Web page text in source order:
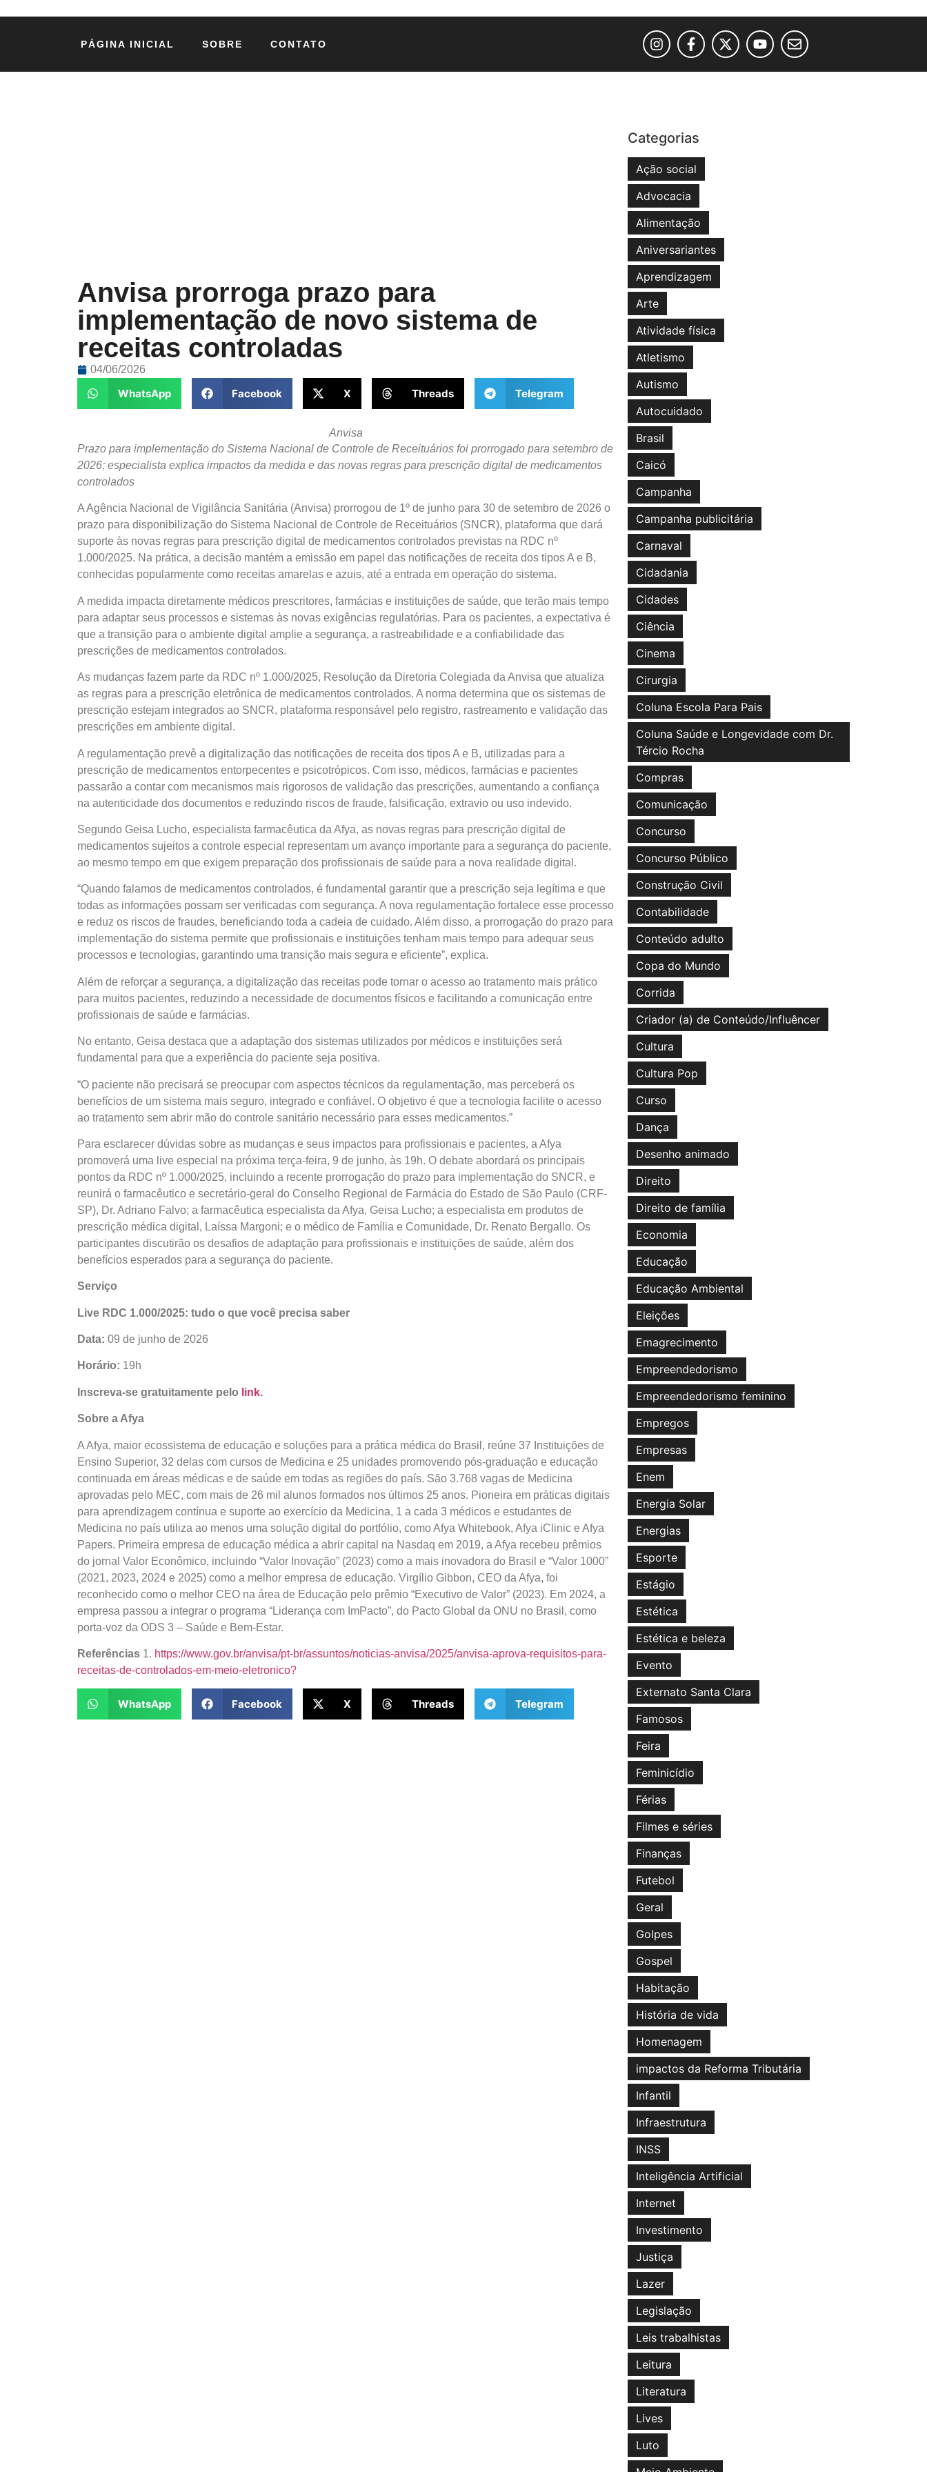
PÁGINA INICIAL SOBRE CONTATO
Anvisa prorroga prazo para
implementação de novo sistema de
receitas controladas
04/06/2026
WhatsApp Facebook X Threads Telegram
Anvisa
Prazo para implementação do Sistema Nacional de Controle de Receituários foi prorrogado para setembro de
2026; especialista explica impactos da medida e das novas regras para prescrição digital de medicamentos
controlados
A Agência Nacional de Vigilância Sanitária (Anvisa) prorrogou de 1º de junho para 30 de setembro de 2026 o
prazo para disponibilização do Sistema Nacional de Controle de Receituários (SNCR), plataforma que dará
suporte às novas regras para prescrição digital de medicamentos controlados previstas na RDC nº
1.000/2025. Na prática, a decisão mantém a emissão em papel das notificações de receita dos tipos A e B,
conhecidas popularmente como receitas amarelas e azuis, até a entrada em operação do sistema.
A medida impacta diretamente médicos prescritores, farmácias e instituições de saúde, que terão mais tempo
para adaptar seus processos e sistemas às novas exigências regulatórias. Para os pacientes, a expectativa é
que a transição para o ambiente digital amplie a segurança, a rastreabilidade e a confiabilidade das
prescrições de medicamentos controlados.
As mudanças fazem parte da RDC nº 1.000/2025, Resolução da Diretoria Colegiada da Anvisa que atualiza
as regras para a prescrição eletrônica de medicamentos controlados. A norma determina que os sistemas de
prescrição estejam integrados ao SNCR, plataforma responsável pelo registro, rastreamento e validação das
prescrições em ambiente digital.
A regulamentação prevê a digitalização das notificações de receita dos tipos A e B, utilizadas para a
prescrição de medicamentos entorpecentes e psicotrópicos. Com isso, médicos, farmácias e pacientes
passarão a contar com mecanismos mais rigorosos de validação das prescrições, aumentando a confiança
na autenticidade dos documentos e reduzindo riscos de fraude, falsificação, extravio ou uso indevido.
Segundo Geisa Lucho, especialista farmacêutica da Afya, as novas regras para prescrição digital de
medicamentos sujeitos a controle especial representam um avanço importante para a segurança do paciente,
ao mesmo tempo em que exigem preparação dos profissionais de saúde para a nova realidade digital.
“Quando falamos de medicamentos controlados, é fundamental garantir que a prescrição seja legítima e que
todas as informações possam ser verificadas com segurança. A nova regulamentação fortalece esse processo
e reduz os riscos de fraudes, beneficiando toda a cadeia de cuidado. Além disso, a prorrogação do prazo para
implementação do sistema permite que profissionais e instituições tenham mais tempo para adequar seus
processos e tecnologias, garantindo uma transição mais segura e eficiente”, explica.
Além de reforçar a segurança, a digitalização das receitas pode tornar o acesso ao tratamento mais prático
para muitos pacientes, reduzindo a necessidade de documentos físicos e facilitando a comunicação entre
profissionais de saúde e farmácias.
No entanto, Geisa destaca que a adaptação dos sistemas utilizados por médicos e instituições será
fundamental para que a experiência do paciente seja positiva.
“O paciente não precisará se preocupar com aspectos técnicos da regulamentação, mas perceberá os
benefícios de um sistema mais seguro, integrado e confiável. O objetivo é que a tecnologia facilite o acesso
ao tratamento sem abrir mão do controle sanitário necessário para esses medicamentos.”
Para esclarecer dúvidas sobre as mudanças e seus impactos para profissionais e pacientes, a Afya
promoverá uma live especial na próxima terça-feira, 9 de junho, às 19h. O debate abordará os principais
pontos da RDC nº 1.000/2025, incluindo a recente prorrogação do prazo para implementação do SNCR, e
reunirá o farmacêutico e secretário-geral do Conselho Regional de Farmácia do Estado de São Paulo (CRF-
SP), Dr. Adriano Falvo; a farmacêutica especialista da Afya, Geisa Lucho; a especialista em produtos de
prescrição médica digital, Laíssa Margoni; e o médico de Família e Comunidade, Dr. Renato Bergallo. Os
participantes discutirão os desafios de adaptação para profissionais e instituições de saúde, além dos
benefícios esperados para a segurança do paciente.
Serviço
Live RDC 1.000/2025: tudo o que você precisa saber
Data: 09 de junho de 2026
Horário: 19h
Inscreva-se gratuitamente pelo link.
Sobre a Afya
A Afya, maior ecossistema de educação e soluções para a prática médica do Brasil, reúne 37 Instituições de
Ensino Superior, 32 delas com cursos de Medicina e 25 unidades promovendo pós-graduação e educação
continuada em áreas médicas e de saúde em todas as regiões do país. São 3.768 vagas de Medicina
aprovadas pelo MEC, com mais de 26 mil alunos formados nos últimos 25 anos. Pioneira em práticas digitais
para aprendizagem contínua e suporte ao exercício da Medicina, 1 a cada 3 médicos e estudantes de
Medicina no país utiliza ao menos uma solução digital do portfólio, como Afya Whitebook, Afya iClinic e Afya
Papers. Primeira empresa de educação médica a abrir capital na Nasdaq em 2019, a Afya recebeu prêmios
do jornal Valor Econômico, incluindo “Valor Inovação” (2023) como a mais inovadora do Brasil e “Valor 1000”
(2021, 2023, 2024 e 2025) como a melhor empresa de educação. Virgílio Gibbon, CEO da Afya, foi
reconhecido como o melhor CEO na área de Educação pelo prêmio “Executivo de Valor” (2023). Em 2024, a
empresa passou a integrar o programa “Liderança com ImPacto”, do Pacto Global da ONU no Brasil, como
porta-voz da ODS 3 – Saúde e Bem-Estar.
Referências 1. https://www.gov.br/anvisa/pt-br/assuntos/noticias-anvisa/2025/anvisa-aprova-requisitos-para-
receitas-de-controlados-em-meio-eletronico?
WhatsApp Facebook X Threads Telegram
Categorias
Ação social
Advocacia
Alimentação
Aniversariantes
Aprendizagem
Arte
Atividade física
Atletismo
Autismo
Autocuidado
Brasil
Caicó
Campanha
Campanha publicitária
Carnaval
Cidadania
Cidades
Ciência
Cinema
Cirurgia
Coluna Escola Para Pais
Coluna Saúde e Longevidade com Dr.
Tércio Rocha
Compras
Comunicação
Concurso
Concurso Público
Construção Civil
Contabilidade
Conteúdo adulto
Copa do Mundo
Corrida
Criador (a) de Conteúdo/Influêncer
Cultura
Cultura Pop
Curso
Dança
Desenho animado
Direito
Direito de família
Economia
Educação
Educação Ambiental
Eleições
Emagrecimento
Empreendedorismo
Empreendedorismo feminino
Empregos
Empresas
Enem
Energia Solar
Energias
Esporte
Estágio
Estética
Estética e beleza
Evento
Externato Santa Clara
Famosos
Feira
Feminicídio
Férias
Filmes e séries
Finanças
Futebol
Geral
Golpes
Gospel
Habitação
História de vida
Homenagem
impactos da Reforma Tributária
Infantil
Infraestrutura
INSS
Inteligência Artificial
Internet
Investimento
Justiça
Lazer
Legislação
Leis trabalhistas
Leitura
Literatura
Lives
Luto